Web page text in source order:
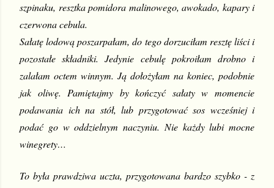
szpinaku, resztka pomidora malinowego, awokado, kapary i
czerwona cebula.
Sałatę lodową poszarpałam, do tego dorzuciłam resztę liści i
pozostałe składniki. Jedynie cebulę pokroiłam drobno i
zalałam octem winnym. Ją dołożyłam na koniec, podobnie
jak oliwę. Pamiętajmy by kończyć sałaty w momencie
podawania ich na stół, lub przygotować sos wcześniej i
podać go w oddzielnym naczyniu. Nie każdy lubi mocne
winegrety…
To była prawdziwa uczta, przygotowana bardzo szybko - z